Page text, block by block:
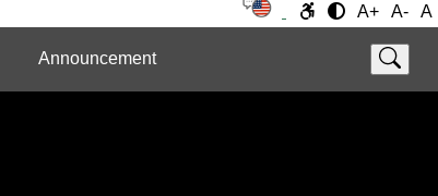
A+ A- A
Announcement